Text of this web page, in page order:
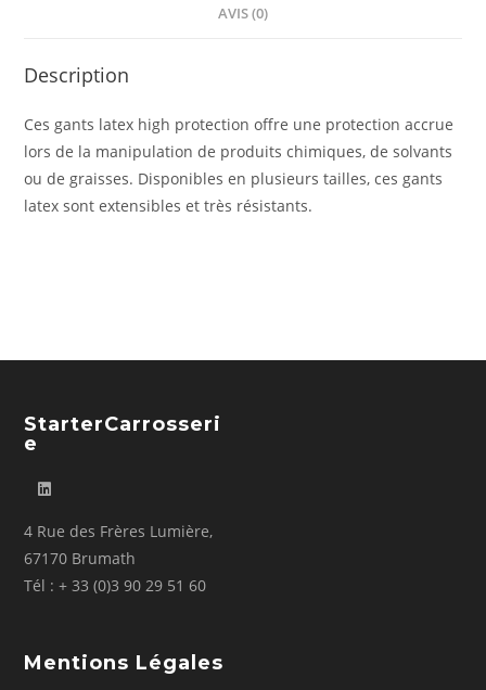
AVIS (0)
Description
Ces gants latex high protection offre une protection accrue
lors de la manipulation de produits chimiques, de solvants
ou de graisses. Disponibles en plusieurs tailles, ces gants
latex sont extensibles et très résistants.
StarterCarrosseri
E
4 Rue des Frères Lumière,
67170 Brumath
Tél : + 33 (0)3 90 29 51 60
Mentions Légales